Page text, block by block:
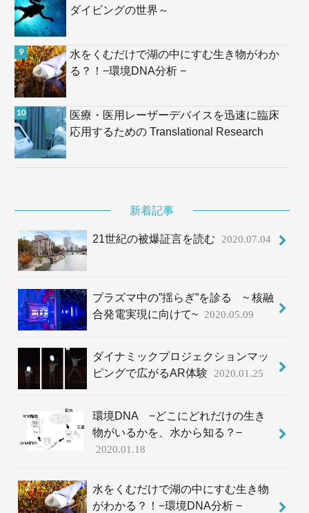
ダイビングの世界～
水をくむだけで湖の中にすむ生き物がわか
る？！−環境DNA分析 −
医療・医用レーザーデバイスを迅速に臨床
応用するための Translational Research
新着記事
21世紀の被爆証言を読む 2020.07.04
プラズマ中の”揺らぎ”を診る ~ 核融
合発電実現に向けて~
2020.05.09
ダイナミックプロジェクションマッ
ピングで広がるAR体験
2020.01.25
環境DNA −どこにどれだけの生き
物がいるかを、水から知る？−
2020.01.18
水をくむだけで湖の中にすむ生き物
がわかる？！−環境DNA分析 −